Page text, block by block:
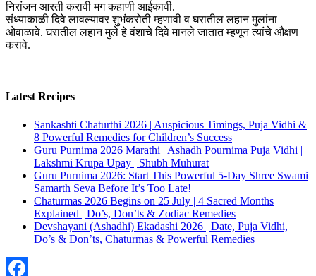
निरांजन आरती करावी मग कहाणी आईकावी.
संध्याकाळी दिवे लावल्यावर शुभंकरोती म्हणावी व घरातील लहान मुलांना
ओवाळावे. घरातील लहान मुले हे वंशाचे दिवे मानले जातात म्हणून त्यांचे औक्षण
करावे.
Latest Recipes
Sankashti Chaturthi 2026 | Auspicious Timings, Puja Vidhi &
8 Powerful Remedies for Children’s Success
Guru Purnima 2026 Marathi | Ashadh Pournima Puja Vidhi |
Lakshmi Krupa Upay | Shubh Muhurat
Guru Purnima 2026: Start This Powerful 5-Day Shree Swami
Samarth Seva Before It’s Too Late!
Chaturmas 2026 Begins on 25 July | 4 Sacred Months
Explained | Do’s, Don’ts & Zodiac Remedies
Devshayani (Ashadhi) Ekadashi 2026 | Date, Puja Vidhi,
Do’s & Don’ts, Chaturmas & Powerful Remedies